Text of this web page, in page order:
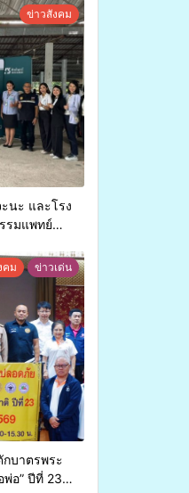
าลัยข่าวสังคม
นะ และโรง
รมแพทย์
คม ข่าวเด่น
บาตรพระ
อ” ปีที่ 23